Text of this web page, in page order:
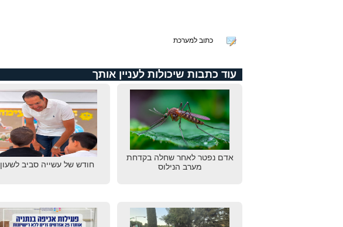
כתוב למערכת
עוד כתבות שיכולות לעניין אותך
אדם נפטר לאחר שחלה בקדחת
מערב הנילוס
חודש של עשייה סביב לשעון